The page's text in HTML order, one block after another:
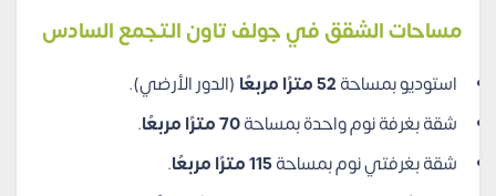
مساحات الشقق في جولف تاون التجمع السادس
استوديو بمساحة52 مترًا مربعًا
(الدور الأرضي).
شقة بغرفة نوم واحدة بمساحة70 مترًا مربعًا
.
شقة بغرفتي نوم بمساحة115 مترًا مربعًا
.